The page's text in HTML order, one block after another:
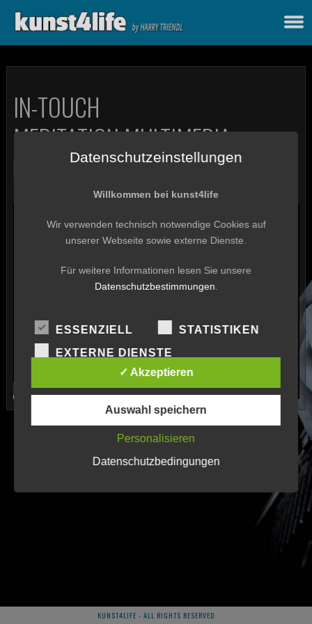
IN-TOUCH
MEDITATION MULTIMEDIA
KUNST4LIFE - ALL RIGHTS RESERVED
Datenschutzeinstellungen
Willkommen bei kunst4life
Wir verwenden technisch notwendige Cookies auf
unserer Webseite sowie externe Dienste.
Für weitere Informationen lesen Sie unsere
Datenschutzbestimmungen
ESSENZIELL
STATISTIKEN
EXTERNE DIENSTE
✓ Akzeptieren
Auswahl speichern
Personalisieren
Datenschutzbedingungen